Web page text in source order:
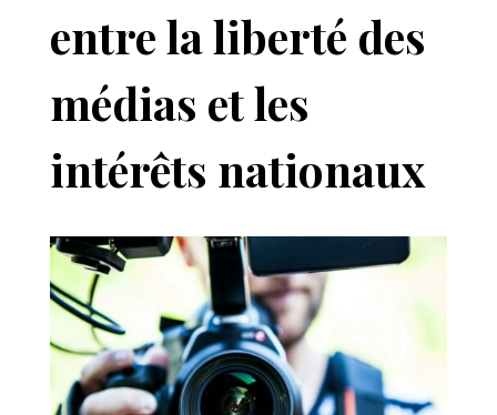
entre la liberté des
médias et les
intérêts nationaux